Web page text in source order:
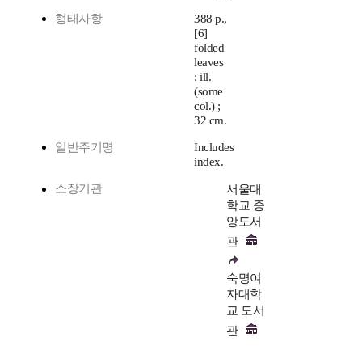
형태사항
388 p.,
[6]
folded
leaves
: ill.
(some
col.) ;
32 cm.
일반주기명
Includes
index.
소장기관
서울대
학교 중
앙도서
관
숙명여
자대학
교 도서
관